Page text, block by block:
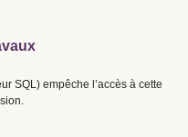
SQL) empêche l’accès à cette